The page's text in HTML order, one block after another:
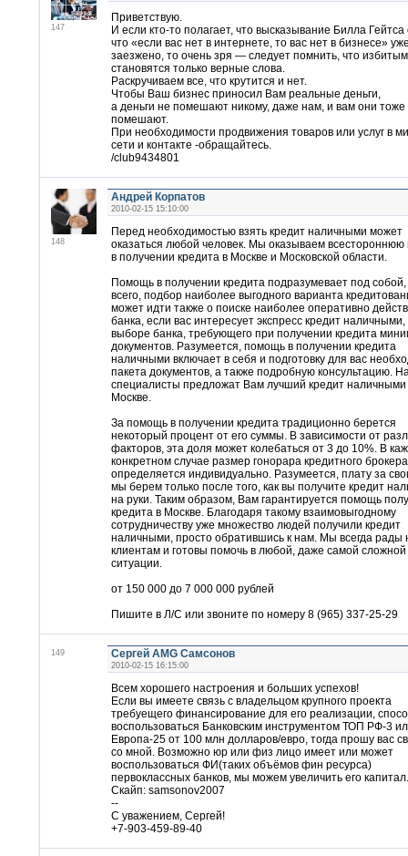
147
Приветствую.
И если кто-то полагает, что высказывание Билла Гейтса
что «если вас нет в интернете, то вас нет в бизнесе»
заезжено, то очень зря — следует помнить, что
становятся только верные слова.
Раскручиваем все, что крутится и нет.
Чтобы Ваш бизнес приносил Вам реальные деньги,
а деньги не помешают никому, даже нам, и вам они тоже
помешают.
При необходимости продвижения товаров или услуг в
сети и контакте -обращайтесь.
/club9434801
148
Андрей Корпатов
2010-02-15 15:10:00
Перед необходимостью взять кредит наличными может
оказаться любой человек. Мы оказываем
в получении кредита в Москве и Московской области.
Помощь в получении кредита подразумевает под
всего, подбор наиболее выгодного варианта
может идти также о поиске наиболее оперативно
банка, если вас интересует экспресс кредит
выборе банка, требующего при получении кредита
документов. Разумеется, помощь в получении кредита
наличными включает в себя и подготовку для вас
пакета документов, а также подробную консультацию.
специалисты предложат Вам лучший кредит наличными
Москве.
За помощь в получении кредита традиционно берется
некоторый процент от его суммы. В зависимости от
факторов, эта доля может колебаться от 3 до 10%. В
конкретном случае размер гонорара кредитного брокера
определяется индивидуально. Разумеется, плату за
мы берем только после того, как вы получите кредит
на руки. Таким образом, Вам гарантируется помощь
кредита в Москве. Благодаря такому взаимовыгодному
сотрудничеству уже множество людей получили кредит
наличными, просто обратившись к нам. Мы всегда рады
клиентам и готовы помочь в любой, даже самой сложной
ситуации.
от 150 000 до 7 000 000 рублей
Пишите в Л/С или звоните по номеру 8 (965) 337-25-29
149 Сергей AMG Самсонов
2010-02-15 16:15:00
Всем хорошего настроения и больших успехов!
Если вы имеете связь с владельцом крупного проекта
требуещего финансирование для его реализации,
воспользоваться Банковским инструментом ТОП РФ-3
Европа-25 от 100 млн долларов/евро, тогда прошу вас
со мной. Возможно юр или физ лицо имеет или может
воспользоваться ФИ(таких объёмов фин ресурса)
первоклассных банков, мы можем увеличить его капитал.
Скайп: samsonov2007
--
С уважением, Сергей!
+7-903-459-89-40